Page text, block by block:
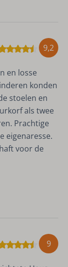
9,2
en losse
konden
stoelen en
als twee
Prachtige
eigenaresse.
voor de
9